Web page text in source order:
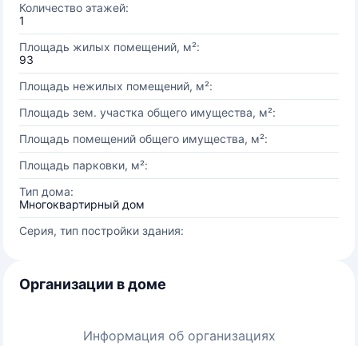
Количество этажей:
1
Площадь жилых помещений, м²:
93
Площадь нежилых помещений, м²:
Площадь зем. участка общего имущества, м²:
Площадь помещений общего имущества, м²:
Площадь парковки, м²:
Тип дома:
Многоквартирный дом
Серия, тип постройки здания:
Организации в доме
Информация об организациях